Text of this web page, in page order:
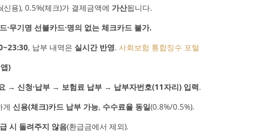
용), 0.5%(체크)가 결제금액에 가산됩니다.
·무기명 선불카드·명의 없는 체크카드 불가.
, 납부 내역은 실시간 반영. 사회보험 통합징수 포털
)
→ 신청·납부 → 보험료 납부 → 납부자번호(11자리) 입력.
게 신용(체크)카드 납부 가능, 수수료율 동일(0.8%/0.5%).
시 돌려주지 않음(환급금에서 제외).